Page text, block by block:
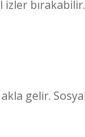
izler bırakabilir.
gelir.